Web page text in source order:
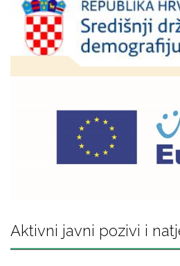
Aktivni javni pozivi i